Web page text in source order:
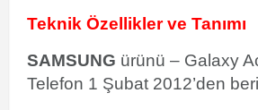
Teknik Özellikler ve Tanımı
SAMSUNG ürünü – Galaxy
Telefon 1 Şubat 2012’den